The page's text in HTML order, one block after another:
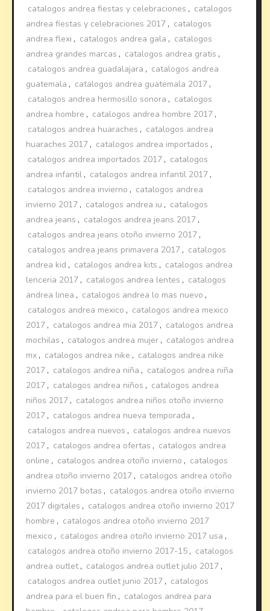
catalogos andrea fiestas y celebraciones , catalogos
andrea fiestas y celebraciones 2017 , catalogos
andrea flexi , catalogos andrea gala , catalogos
andrea grandes marcas , catalogos andrea gratis ,
catalogos andrea guadalajara , catalogos andrea
guatemala , catalogos andrea guatemala 2017 ,
catalogos andrea hermosillo sonora , catalogos
andrea hombre , catalogos andrea hombre 2017 ,
catalogos andrea huaraches , catalogos andrea
huaraches 2017 , catalogos andrea importados ,
catalogos andrea importados 2017 , catalogos
andrea infantil , catalogos andrea infantil 2017 ,
catalogos andrea invierno , catalogos andrea
invierno 2017 , catalogos andrea iu , catalogos
andrea jeans , catalogos andrea jeans 2017 ,
catalogos andrea jeans otoño invierno 2017 ,
catalogos andrea jeans primavera 2017 , catalogos
andrea kid , catalogos andrea kits , catalogos andrea
lenceria 2017 , catalogos andrea lentes , catalogos
andrea linea , catalogos andrea lo mas nuevo ,
catalogos andrea mexico , catalogos andrea mexico
2017 , catalogos andrea mia 2017 , catalogos andrea
mochilas , catalogos andrea mujer , catalogos andrea
mx , catalogos andrea nike , catalogos andrea nike
2017 , catalogos andrea niña , catalogos andrea niña
2017 , catalogos andrea niños , catalogos andrea
niños 2017 , catalogos andrea niños otoño invierno
2017 , catalogos andrea nueva temporada ,
catalogos andrea nuevos , catalogos andrea nuevos
2017 , catalogos andrea ofertas , catalogos andrea
online , catalogos andrea otoño invierno , catalogos
andrea otoño invierno 2017 , catalogos andrea otoño
invierno 2017 botas , catalogos andrea otoño invierno
2017 digitales , catalogos andrea otoño invierno 2017
hombre , catalogos andrea otoño invierno 2017
mexico , catalogos andrea otoño invierno 2017 usa ,
catalogos andrea otoño invierno 2017-15 , catalogos
andrea outlet, catalogos andrea outlet julio 2017 ,
catalogos andrea outlet junio 2017 , catalogos
andrea para el buen fin , catalogos andrea para